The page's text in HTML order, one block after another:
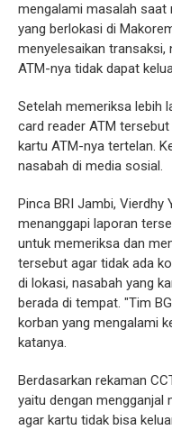
mengalami masalah saat
yang berlokasi di
menyelesaikan
ATM-nya tidak dapat
Setelah memeriksa lebih
card reader ATM
kartu ATM-nya tertelan.
nasabah di media sosial.
Pinca BRI Jambi, Vierdhy
menanggapi laporan
untuk memeriksa dan
tersebut agar tidak ada
di lokasi, nasabah yang
berada di tempat. "Tim
korban yang mengalami
katanya.
Berdasarkan rekaman
yaitu dengan mengganjal
agar kartu tidak bisa